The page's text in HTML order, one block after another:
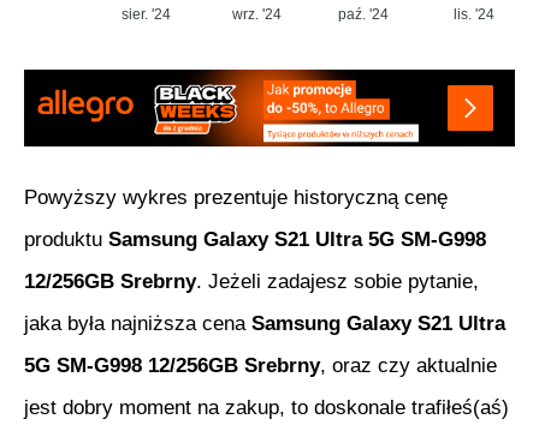
sier. '24 wrz. '24 paź. '24 lis. '24
Powyższy wykres prezentuje historyczną cenę
produktu Samsung Galaxy S21 Ultra 5G SM-G998
12/256GB Srebrny. Jeżeli zadajesz sobie pytanie,
jaka była najniższa cena Samsung Galaxy S21 Ultra
5G SM-G998 12/256GB Srebrny, oraz czy aktualnie
jest dobry moment na zakup, to doskonale trafiłeś(aś)